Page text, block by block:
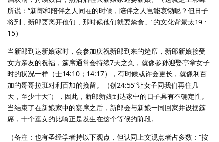
所说：“新郎和陪伴之人同在的时候，陪伴之人岂能哀恸呢？但日子
将到，新郎要离开他们，那时候他们就要禁食。”的文化背景太19：
15）
当新郎到达新娘家时，会参加庆祝新郎到来的筵席，新郎新娘接受
女方亲友的祝福，筵席通常会持续7天之久，就像参孙迎娶亭拿女子
时的状况一样（士14:10；14:17），有时候或许会更长，就像利百
加的哥哥拉班对利百加的挽留。（创24:55“让女子同我们再住几
天，至少十天”），因此，新郎新娘到达家中的日子具有不确定性。
当结束了在新娘家中的宴席之后，新郎会与新娘一同回家并设摆筵
席，十个童女的比喻正是发生在这个等候的阶段。
（备注：也有圣经学者持以下观点，但认同上文观点者占多数：“按